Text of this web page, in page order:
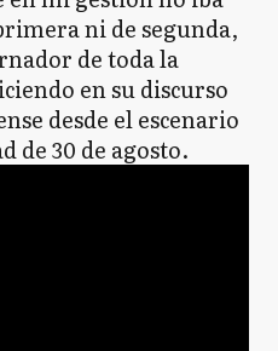
ni de segunda,
de toda la
en su discurso
desde el escenario
de 30 de agosto.